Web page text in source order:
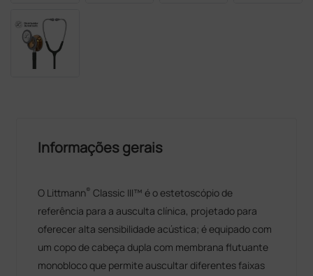
Informações gerais
O Littmann® Classic III™ é o estetoscópio de
referência para a ausculta clínica, projetado para
oferecer alta sensibilidade acústica; é equipado com
um copo de cabeça dupla com membrana flutuante
monobloco que permite auscultar diferentes faixas